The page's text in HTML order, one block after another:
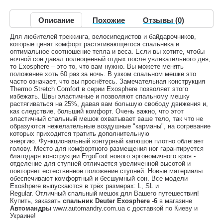
Описание Похожие Отзывы (0)
Для любителей треккинга, велосипедистов и байдарочников,
которые ценят комфорт растягивающегося спальника и
оптимальное соотношение тепла и веса. Если вы хотите, чтобы
ночной сон давал полноценный отдых после увлекательного дня,
то Exosphere – это то, что вам нужно. Вы можете менять
положение хоть 60 раз за ночь. В узком спальном мешке это
часто означает, что вы проснётесь. Замечательная конструкция
Thermo Stretch Comfort в серии Exosphere позволяет этого
избежать. Швы эластичные и позволяют спальному мешку
растягиваться на 25%, давая вам большую свободу движения и,
как следствие, больший комфорт. Очень важно, что этот
эластичный спальный мешок охватывает ваше тело, так что не
образуются нежелательные воздушные "карманы", на согревание
которых приходится тратить дополнительную
энергию. Функциональный контурный капюшон плотно облегает
голову. Место для комфортного размещения ног гарантируется
благодаря конструкции ErgoFoot нового эргономичного кроя -
отделение для ступней отличается увеличенной высотой и
повторяет естественное положение ступней. Новые материалы
обеспечивают комфортный и бесшумный сон. Все модели
Exoshpere выпускаются в трёх размерах: L, SL и
Regular. Отличный спальный мешок для Вашего путешествия!
Купить, заказать спальник Deuter Exosphere -6 в магазине
Автомандры www.automandry.com.ua с доставкой по Киеву и
Украине!